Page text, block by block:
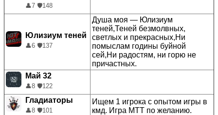
👤7 🛡️148
Юлизиум теней
👤6 🛡️137
Душа моя — Юлизиум
теней,Теней безмолвных,
светлых и прекрасных,Ни
помыслам годины буйной
сей,Ни радостям, ни горю не
причастных.
Май 32
👤8 🛡️122
Гладиаторы
👤8 🛡️101
Ищем 1 игрока с опытом игры в
кмд. Игра МТТ по желанию.